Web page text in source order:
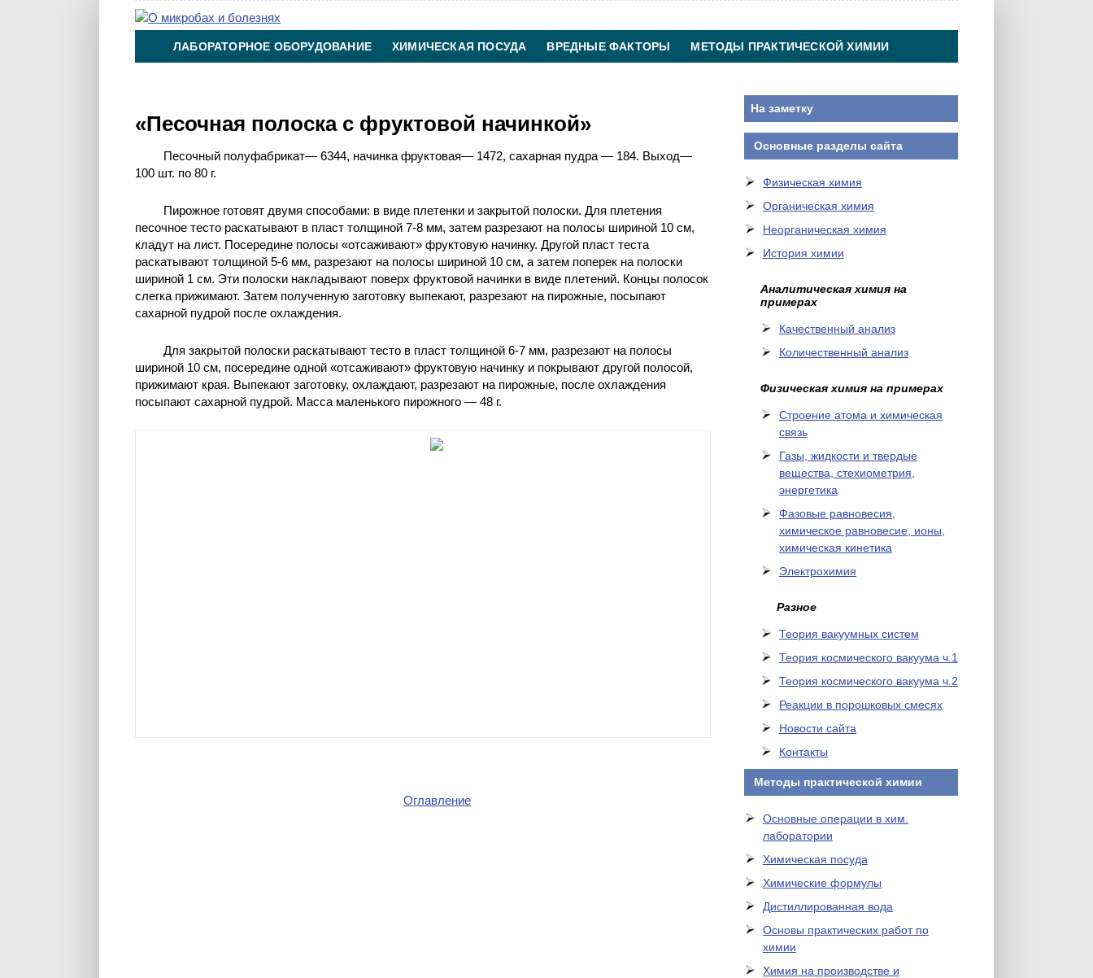
ЛАБОРАТОРНОЕ ОБОРУДОВАНИЕ ХИМИЧЕСКАЯ ПОСУДА ВРЕДНЫЕ ФАКТОРЫ МЕТОДЫ ПРАКТИЧЕСКОЙ ХИМИИ
«Песочная полоска с фруктовой начинкой»
Песочный полуфабрикат— 6344, начинка фруктовая— 1472, сахарная пудра — 184. Выход—
100 шт. по 80 г.
Пирожное готовят двумя способами: в виде плетенки и закрытой полоски. Для плетения
песочное тесто раскатывают в пласт толщиной 7-8 мм, затем разрезают на полосы шириной 10 см,
кладут на лист. Посередине полосы «отсаживают» фруктовую начинку. Другой пласт теста
раскатывают толщиной 5-6 мм, разрезают на полосы шириной 10 см, а затем поперек на полоски
шириной 1 см. Эти полоски накладывают поверх фруктовой начинки в виде плетений. Концы полосок
слегка прижимают. Затем полученную заготовку выпекают, разрезают на пирожные, посыпают
сахарной пудрой после охлаждения.
Для закрытой полоски раскатывают тесто в пласт толщиной 6-7 мм, разрезают на полосы
шириной 10 см, посередине одной «отсаживают» фруктовую начинку и покрывают другой полосой,
прижимают края. Выпекают заготовку, охлаждают, разрезают на пирожные, после охлаждения
посыпают сахарной пудрой. Масса маленького пирожного — 48 г.
Оглавление
На заметку
Основные разделы сайта
Физическая химия
Органическая химия
Неорганическая химия
История химии
Аналитическая химия на
примерах
Качественный анализ
Количественный анализ
Физическая химия на примерах
Cтроение атома и химическая
связь
Газы, жидкости и твердые
вещества, стехиометрия,
энергетика
Фазовые равновесия,
химическое равновесие, ионы,
химическая кинетика
Электрохимия
Разное
Теория вакуумных систем
Теория космического вакуума ч.1
Теория космического вакуума ч.2
Реакции в порошковых смесях
Новости сайта
Контакты
Методы практической химии
Основные операции в хим.
лаборатории
Химическая посуда
Химические формулы
Дистиллированная вода
Основы практических работ по
химии
Химия на производстве и